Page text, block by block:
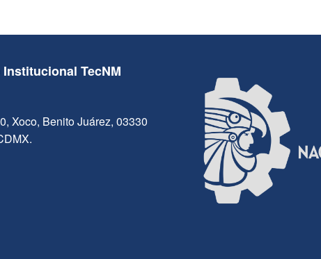
TecNM
Xoco, Benito Juárez, 03330